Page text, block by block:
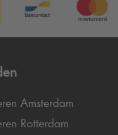
Amsterdam
Rotterdam